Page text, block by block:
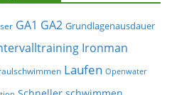
GA1 GA2 Grundlagenausdauer
Ironman
Laufen Openwater